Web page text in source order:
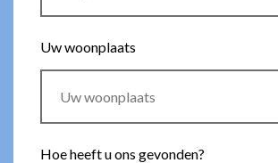
Uw woonplaats
Hoe heeft u ons gevonden?